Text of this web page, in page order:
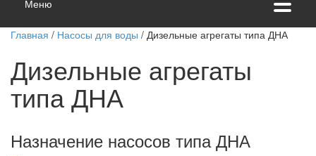
Меню
Главная / Насосы для воды / Дизельные агрегаты типа ДНА
Дизельные агрегаты
типа ДНА
Назначение насосов типа ДНА